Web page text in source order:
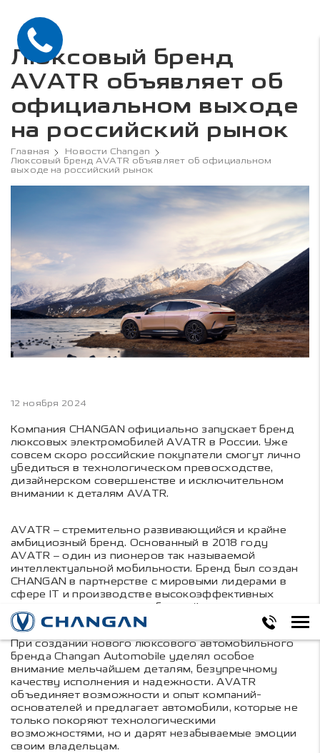
Люксовый бренд
AVATR объявляет об
официальном выходе
на российский рынок
Главная
Новости Changan
Люксовый бренд AVATR объявляет об официальном
выходе на российский рынок
12 ноября 2024
Компания CHANGAN официально запускает бренд
люксовых электромобилей AVATR в России. Уже
совсем скоро российские покупатели смогут лично
убедиться в технологическом превосходстве,
дизайнерском совершенстве и исключительном
внимании к деталям AVATR.
AVATR – стремительно развивающийся и крайне
амбициозный бренд. Основанный в 2018 году
AVATR – один из пионеров так называемой
интеллектуальной мобильности. Бренд был создан
CHANGAN в партнерстве с мировыми лидерами в
сфере IT и производстве высокоэффективных
тяговых аккумуляторных батарей.
При создании нового люксового автомобильного
бренда Changan Automobile уделял особое
внимание мельчайшем деталям, безупречному
качеству исполнения и надежности. AVATR
объединяет возможности и опыт компаний-
основателей и предлагает автомобили, которые не
только покоряют технологическими
возможностями, но и дарят незабываемые эмоции
своим владельцам.